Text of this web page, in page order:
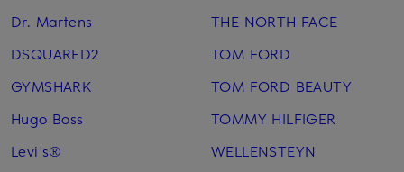
Dr. Martens
DSQUARED2
GYMSHARK
Hugo Boss
Levi's®
THE NORTH FACE
TOM FORD
TOM FORD BEAUTY
TOMMY HILFIGER
WELLENSTEYN